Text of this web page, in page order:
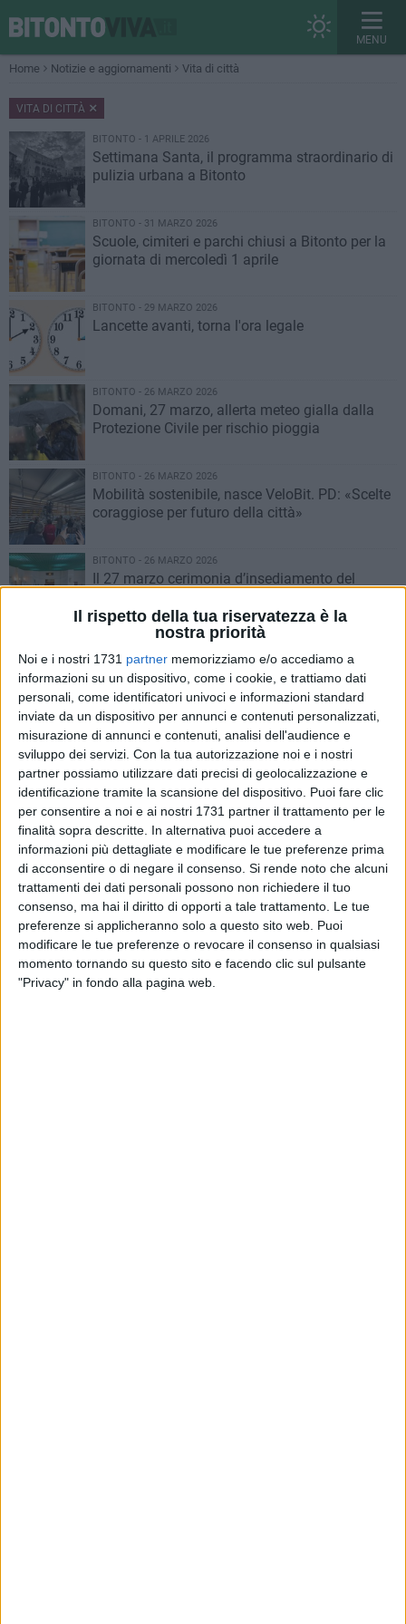
Il rispetto della tua riservatezza è la
nostra priorità
Noi e i nostri 1731 partner memorizziamo e/o accediamo a
informazioni su un dispositivo, come i cookie, e trattiamo dati
personali, come identificatori univoci e informazioni standard
inviate da un dispositivo per annunci e contenuti personalizzati,
misurazione di annunci e contenuti, analisi dell'audience e
sviluppo dei servizi. Con la tua autorizzazione noi e i nostri
partner possiamo utilizzare dati precisi di geolocalizzazione e
identificazione tramite la scansione del dispositivo. Puoi fare clic
per consentire a noi e ai nostri 1731 partner il trattamento per le
finalità sopra descritte. In alternativa puoi accedere a
informazioni più dettagliate e modificare le tue preferenze prima
di acconsentire o di negare il consenso. Si rende noto che alcuni
trattamenti dei dati personali possono non richiedere il tuo
consenso, ma hai il diritto di opporti a tale trattamento. Le tue
preferenze si applicheranno solo a questo sito web. Puoi
modificare le tue preferenze o revocare il consenso in qualsiasi
momento tornando su questo sito e facendo clic sul pulsante
"Privacy" in fondo alla pagina web.
MENU
Home Notizie e aggiornamenti Vita di città
VITA DI CITTÀ
BITONTO - 1 APRILE 2026
Settimana Santa, il programma straordinario di
pulizia urbana a Bitonto
BITONTO - 31 MARZO 2026
Scuole, cimiteri e parchi chiusi a Bitonto per la
giornata di mercoledì 1 aprile
BITONTO - 29 MARZO 2026
Lancette avanti, torna l'ora legale
BITONTO - 26 MARZO 2026
Domani, 27 marzo, allerta meteo gialla dalla
Protezione Civile per rischio pioggia
BITONTO - 26 MARZO 2026
Mobilità sostenibile, nasce VeloBit. PD: «Scelte
coraggiose per futuro della città»
BITONTO - 26 MARZO 2026
Il 27 marzo cerimonia d’insediamento del
BITONTO - 21 MARZO 2026
Giornata in ricordo vittime delle mafie,
Dagostino: «Forza sta nella scelta di
conoscere»
BITONTO - 21 MARZO 2026
A Bitonto arriva VeloBit, la prima velostazione
cittadina
BITONTO - 20 MARZO 2026
Il 21 marzo in piazza Cavour torna il Mercato
della Terra - Slow Food
BITONTO - 19 MARZO 2026
Il 25 marzo consiglio monotematico sui lavori
in piazza Moro e via Repubblica
BITONTO - 19 MARZO 2026